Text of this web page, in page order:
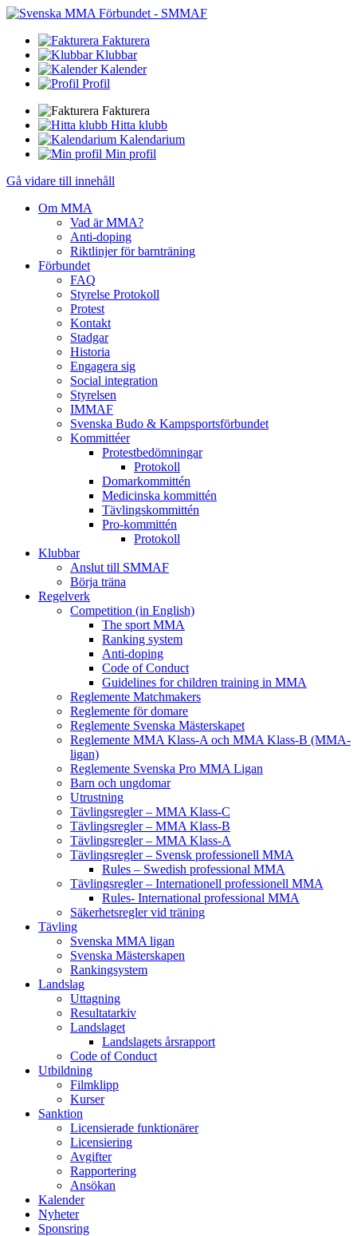
Fakturera
Klubbar
Kalender
Profil
Fakturera
Hitta klubb
Kalendarium
Min profil
Gå vidare till innehåll
Om MMA
Vad är MMA?
Anti-doping
Riktlinjer för barnträning
Förbundet
FAQ
Styrelse Protokoll
Protest
Kontakt
Stadgar
Historia
Engagera sig
Social integration
Styrelsen
IMMAF
Svenska Budo & Kampsportsförbundet
Kommittéer
Protestbedömningar
Protokoll
Domarkommittén
Medicinska kommittén
Tävlingskommittén
Pro-kommittén
Protokoll
Klubbar
Anslut till SMMAF
Börja träna
Regelverk
Competition (in English)
The sport MMA
Ranking system
Anti-doping
Code of Conduct
Guidelines for children training in MMA
Reglemente Matchmakers
Reglemente för domare
Reglemente Svenska Mästerskapet
Reglemente MMA Klass-A och MMA Klass-B (MMA-
ligan)
Reglemente Svenska Pro MMA Ligan
Barn och ungdomar
Utrustning
Tävlingsregler – MMA Klass-C
Tävlingsregler – MMA Klass-B
Tävlingsregler – MMA Klass-A
Tävlingsregler – Svensk professionell MMA
Rules – Swedish professional MMA
Tävlingsregler – Internationell professionell MMA
Rules- International professional MMA
Säkerhetsregler vid träning
Tävling
Svenska MMA ligan
Svenska Mästerskapen
Rankingsystem
Landslag
Uttagning
Resultatarkiv
Landslaget
Landslagets årsrapport
Code of Conduct
Utbildning
Filmklipp
Kurser
Sanktion
Licensierade funktionärer
Licensiering
Avgifter
Rapportering
Ansökan
Kalender
Nyheter
Sponsring